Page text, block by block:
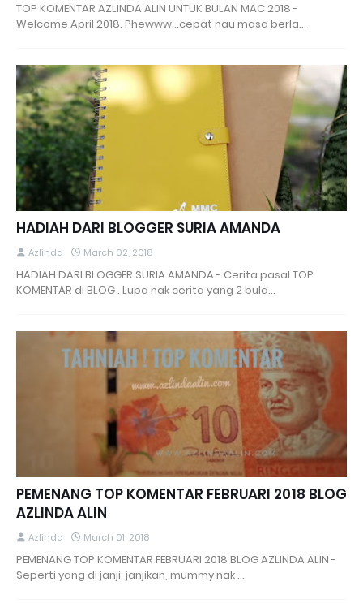
TOP KOMENTAR AZLINDA ALIN UNTUK BULAN MAC 2018 -
Welcome April 2018. Phewww...cepat nau masa berla…
HADIAH DARI BLOGGER SURIA AMANDA
Azlinda March 02, 2018
HADIAH DARI BLOGGER SURIA AMANDA - Cerita pasal TOP
KOMENTAR di BLOG . Lupa nak cerita yang 2 bula…
PEMENANG TOP KOMENTAR FEBRUARI 2018 BLOG
AZLINDA ALIN
Azlinda March 01, 2018
PEMENANG TOP KOMENTAR FEBRUARI 2018 BLOG AZLINDA ALIN -
Seperti yang di janji-janjikan, mummy nak …